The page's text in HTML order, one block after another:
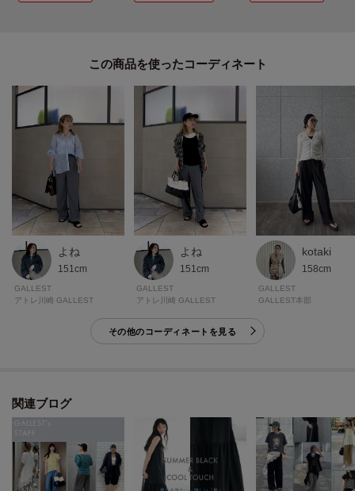
＊＊＊＊＊＊＊＊＊＊＊＊＊＊＊＊＊＊＊＊＊＊＊＊＊＊＊＊＊
気になるアイテムは【お気に入り登録】がおすすめ！
気になるアイテムのページにある「ハートマーク」をクリックして簡単に追
加できます。
登録すると、再入荷通知やお値下げ情報をメルマガにてお知らせします。
マイページにてお気に入り一覧もチェックできます。
＊＊＊＊＊＊＊＊＊＊＊＊＊＊＊＊＊＊＊＊＊＊＊＊＊＊＊＊＊
※照明の関係により、実際よりも色味が違って見える場合があります。ま
が異なる場合もございます。
この商品を使った
よね
151cm
GALLEST
アトレ川崎 GALLEST
よね
151cm
GALLEST
アトレ川崎 GALLEST
kotaki
158cm
GALLEST
GALLEST本部
その他のコーディネートを見る
関連ブログ